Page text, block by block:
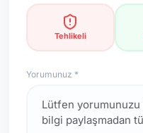
Tehlikeli
Yorumunuz *